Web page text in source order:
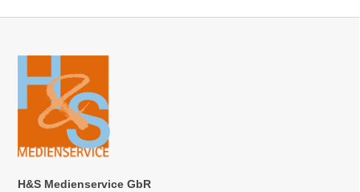
H&S Medienservice GbR